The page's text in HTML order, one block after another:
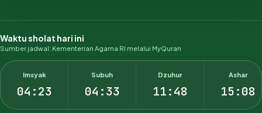
Waktu sholat hari ini
Sumber jadwal: Kementerian Agama RI melalui MyQuran
Imsyak
04:23
Subuh
04:33
Dzuhur
11:48
Ashar
15:08